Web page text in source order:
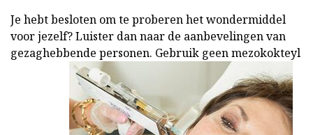
Je hebt besloten om te proberen het wondermiddel
voor jezelf? Luister dan naar de aanbevelingen van
gezaghebbende personen. Gebruik geen mezokokteyl